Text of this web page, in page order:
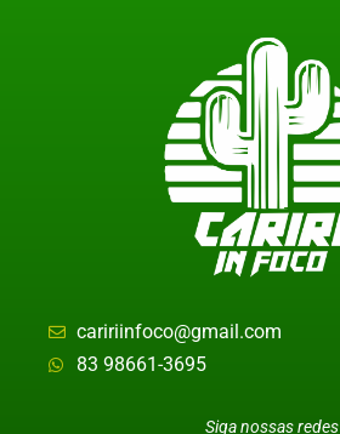
caririinfoco@gmail.com
83 98661-3695
Siga nossas redes